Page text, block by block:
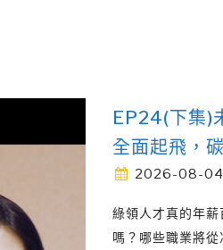
EP24(下集)
全面起飛，
2026-08-04
綠領人才真的年
嗎？哪些職業將